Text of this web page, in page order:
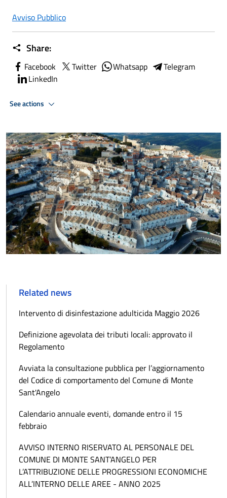
Avviso Pubblico
Share:
Facebook Twitter Whatsapp
Telegram
LinkedIn
See actions
Related news
Intervento di disinfestazione adulticida Maggio 2026
Definizione agevolata dei tributi locali: approvato il
Regolamento
Avviata la consultazione pubblica per l’aggiornamento
del Codice di comportamento del Comune di Monte
Sant'Angelo
Calendario annuale eventi, domande entro il 15
febbraio
AVVISO INTERNO RISERVATO AL PERSONALE DEL
COMUNE DI MONTE SANT’ANGELO PER
L’ATTRIBUZIONE DELLE PROGRESSIONI ECONOMICHE
ALL’INTERNO DELLE AREE - ANNO 2025